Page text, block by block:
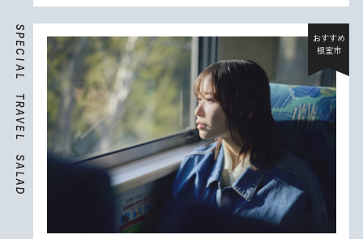
S
P
E
C
I
A
L
T
R
A
V
E
L
S
A
L
A
D
おすすめ
根室市